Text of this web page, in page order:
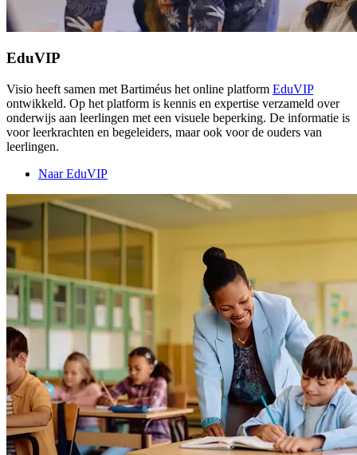
EduVIP
Visio heeft samen met Bartiméus het online platform EduVIP
ontwikkeld. Op het platform is kennis en expertise verzameld over
onderwijs aan leerlingen met een visuele beperking. De informatie is
voor leerkrachten en begeleiders, maar ook voor de ouders van
leerlingen.
Naar EduVIP